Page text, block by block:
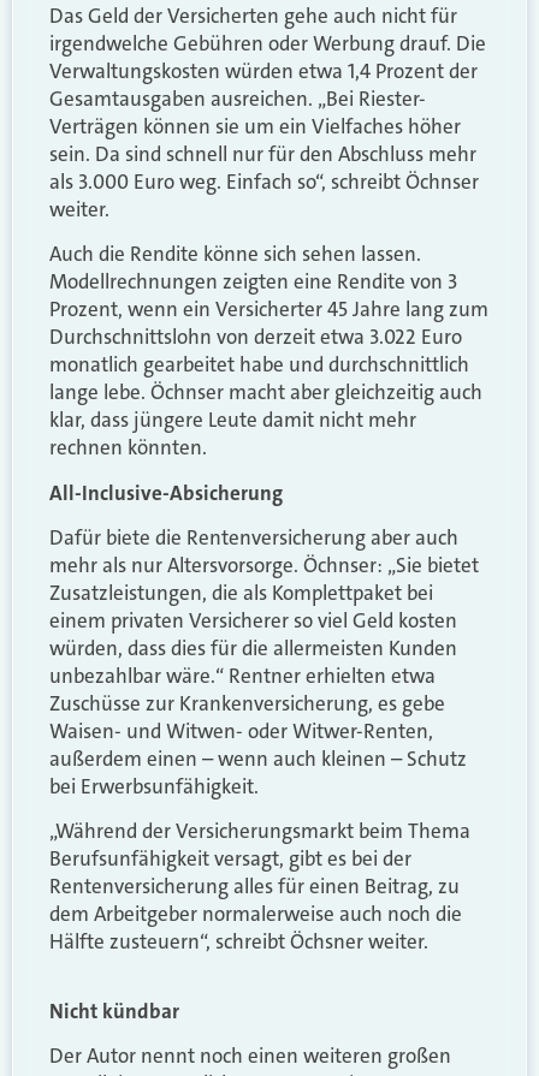
Das Geld der Versicherten gehe auch nicht für
irgendwelche Gebühren oder Werbung drauf. Die
Verwaltungskosten würden etwa 1,4 Prozent der
Gesamtausgaben ausreichen. „Bei Riester-
Verträgen können sie um ein Vielfaches höher
sein. Da sind schnell nur für den Abschluss mehr
als 3.000 Euro weg. Einfach so“, schreibt Öchnser
weiter.
Auch die Rendite könne sich sehen lassen.
Modellrechnungen zeigten eine Rendite von 3
Prozent, wenn ein Versicherter 45 Jahre lang zum
Durchschnittslohn von derzeit etwa 3.022 Euro
monatlich gearbeitet habe und durchschnittlich
lange lebe. Öchnser macht aber gleichzeitig auch
klar, dass jüngere Leute damit nicht mehr
rechnen könnten.
All-Inclusive-Absicherung
Dafür biete die Rentenversicherung aber auch
mehr als nur Altersvorsorge. Öchnser: „Sie bietet
Zusatzleistungen, die als Komplettpaket bei
einem privaten Versicherer so viel Geld kosten
würden, dass dies für die allermeisten Kunden
unbezahlbar wäre.“ Rentner erhielten etwa
Zuschüsse zur Krankenversicherung, es gebe
Waisen- und Witwen- oder Witwer-Renten,
außerdem einen – wenn auch kleinen – Schutz
bei Erwerbsunfähigkeit.
„Während der Versicherungsmarkt beim Thema
Berufsunfähigkeit versagt, gibt es bei der
Rentenversicherung alles für einen Beitrag, zu
dem Arbeitgeber normalerweise auch noch die
Hälfte zusteuern“, schreibt Öchsner weiter.
Nicht kündbar
Der Autor nennt noch einen weiteren großen